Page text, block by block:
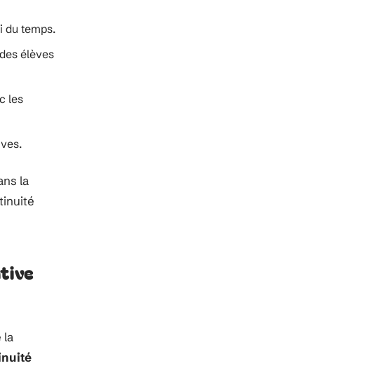
du temps.
élèves
les
la
la